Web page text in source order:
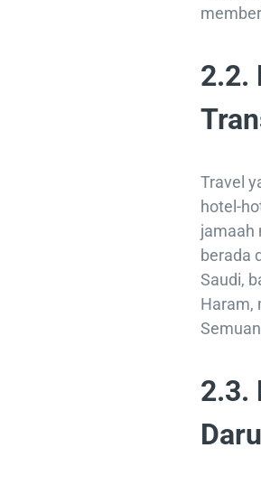
2.2.
Travel
hotel-
jamaah
berada
Saudi,
Haram,
2.3.